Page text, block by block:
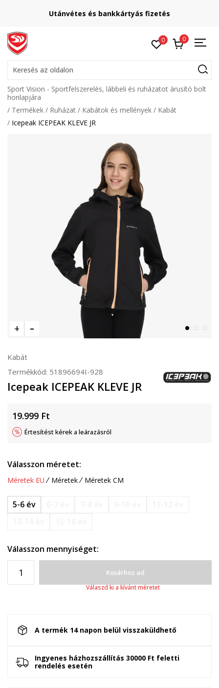
Utánvétes és bankkártyás fizetés
0 0
Keresés az oldalon
Sport Vision - Sportfelszerelés, lábbeli és ruházatot árusító bolt
honlapjára
Termékek
Ruházat Kabátok és mellények
Kabát
Icepeak ICEPEAK KLEVE JR
Kabát
Termékkód: 51896694I-928
Icepeak ICEPEAK KLEVE JR
19.999 Ft
Értesítést kérek a leárazásról
Válasszon méretet:
Méretek EU Méretek Méretek CM
5-6 év
Válasszon mennyiséget:
Kosárhoz ad
Válaszd ki a kívánt méretet
A termék 14 napon belül visszaküldhető
Ingyenes házhozszállítás 30000 Ft feletti
rendelés esetén